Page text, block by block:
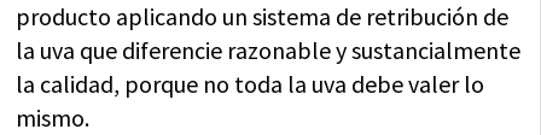
producto aplicando un sistema de retribución de
la uva que diferencie razonable y sustancialmente
la calidad, porque no toda la uva debe valer lo
mismo.